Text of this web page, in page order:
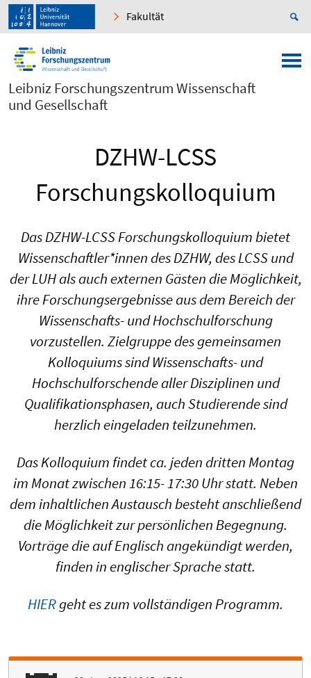
Fakultät
Leibniz Forschungszentrum Wissenschaft
und Gesellschaft
DZHW-LCSS
Forschungskolloquium
Das DZHW-LCSS Forschungskolloquium bietet
Wissenschaftler*innen des DZHW, des LCSS und
der LUH als auch externen Gästen die Möglichkeit,
ihre Forschungsergebnisse aus dem Bereich der
Wissenschafts- und Hochschulforschung
vorzustellen. Zielgruppe des gemeinsamen
Kolloquiums sind Wissenschafts- und
Hochschulforschende aller Disziplinen und
Qualifikationsphasen, auch Studierende sind
herzlich eingeladen teilzunehmen.
Das Kolloquium findet ca. jeden dritten Montag
im Monat zwischen 16:15- 17:30 Uhr statt. Neben
dem inhaltlichen Austausch besteht anschließend
die Möglichkeit zur persönlichen Begegnung.
Vorträge die auf Englisch angekündigt werden,
finden in englischer Sprache statt.
HIERgeht es zum vollständigen Programm.